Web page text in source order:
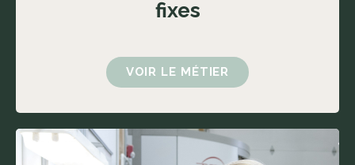
fixes
VOIR LE MÉTIER